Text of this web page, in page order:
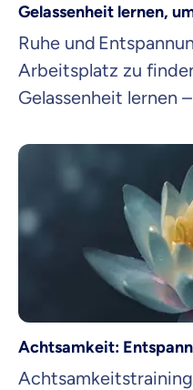
Gelassenheit lernen,
Ruhe und
Arbeitsplatz zu
Gelassenheit lernen
Achtsamkeit: